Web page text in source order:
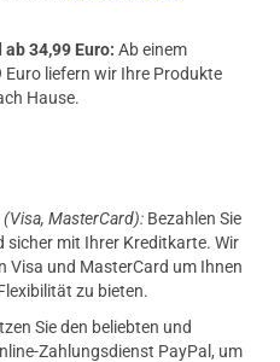
34,99 Euro: Ab einem
liefern wir Ihre Produkte
Hause.
MasterCard): Bezahlen Sie
sicher mit Ihrer Kreditkarte. Wir
Visa und MasterCard um Ihnen
zu bieten.
Sie den beliebten und
Zahlungsdienst PayPal, um